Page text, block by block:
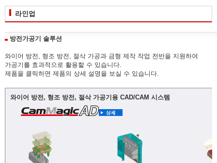
라인업
방전가공기 솔루션
와이어 방전, 형조 방전, 절삭 가공과 금형 제작 작업 전반을 지원하여
가공기를 효과적으로 활용할 수 있습니다.
제품을 클릭하면 제품의 상세 설명을 보실 수 있습니다.
와이어 방전, 형조 방전, 절삭 가공기용 CAD/CAM 시스템